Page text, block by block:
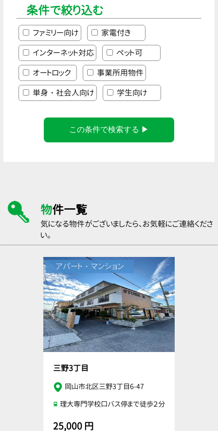
条件で絞り込む
ファミリー向け
家電付き
インターネット対応
ペット可
オートロック
事業所用物件
単身・社会人向け
学生向け
この条件で検索する ▶
物件一覧
気になる物件がございましたら、お気軽にご連絡くださ
い。
アパート・マンション
三野3丁目
岡山市北区三野3丁目6-47
理大専門学校口バス停まで徒歩２分
25,000 円